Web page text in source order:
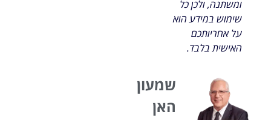
ומשתנה, ולכן כל
שימוש במידע הוא
על אחריותכם
האישית בלבד.
שמעון
האן